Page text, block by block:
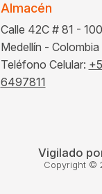
Almacén
Calle 42C # 81 - 100
Medellín - Colombia
Teléfono Celular:
6497811
Vigilado
Copyright ©